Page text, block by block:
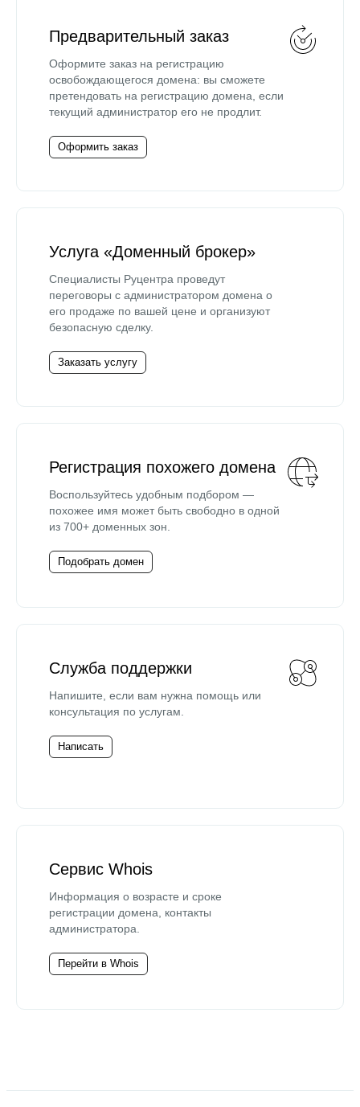
Предварительный заказ
Оформите заказ на регистрацию
освобождающегося домена: вы сможете
претендовать на регистрацию домена, если
текущий администратор его не продлит.
Оформить заказ
Услуга «Доменный брокер»
Специалисты Руцентра проведут
переговоры с администратором домена о
его продаже по вашей цене и организуют
безопасную сделку.
Заказать услугу
Регистрация похожего домена
Воспользуйтесь удобным подбором —
похожее имя может быть свободно в одной
из 700+ доменных зон.
Подобрать домен
Служба поддержки
Напишите, если вам нужна помощь или
консультация по услугам.
Написать
Сервис Whois
Информация о возрасте и сроке
регистрации домена, контакты
администратора.
Перейти в Whois